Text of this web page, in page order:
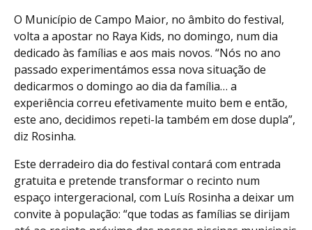
O Município de Campo Maior, no âmbito do festival,
volta a apostar no Raya Kids, no domingo, num dia
dedicado às famílias e aos mais novos. “Nós no ano
passado experimentámos essa nova situação de
dedicarmos o domingo ao dia da família… a
experiência correu efetivamente muito bem e então,
este ano, decidimos repeti-la também em dose dupla”,
diz Rosinha.
Este derradeiro dia do festival contará com entrada
gratuita e pretende transformar o recinto num
espaço intergeracional, com Luís Rosinha a deixar um
convite à população: “que todas as famílias se dirijam